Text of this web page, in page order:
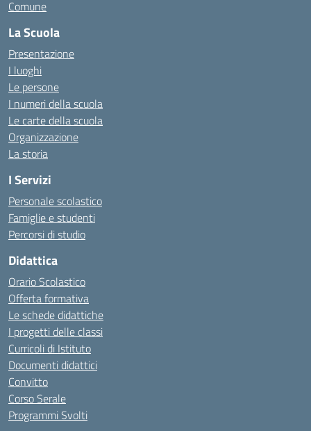
Comune
La Scuola
Presentazione
I luoghi
Le persone
I numeri della scuola
Le carte della scuola
Organizzazione
La storia
I Servizi
Personale scolastico
Famiglie e studenti
Percorsi di studio
Didattica
Orario Scolastico
Offerta formativa
Le schede didattiche
I progetti delle classi
Curricoli di Istituto
Documenti didattici
Convitto
Corso Serale
Programmi Svolti